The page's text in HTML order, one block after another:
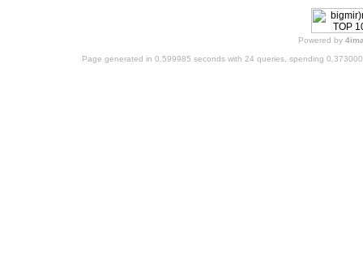
Powered by
Page generated in 0.599985 seconds with 24 queries, spending